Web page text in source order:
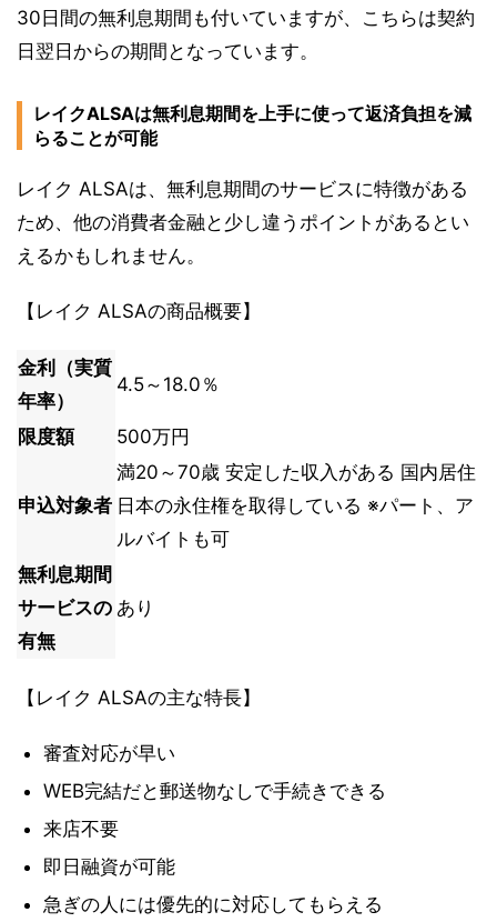
30日間の無利息期間も付いていますが、こちらは契約
日翌日からの期間となっています。
レイクALSAは無利息期間を上手に使って返済負担を減
らることが可能
レイク ALSAは、無利息期間のサービスに特徴がある
ため、他の消費者金融と少し違うポイントがあるとい
えるかもしれません。
【レイク ALSAの商品概要】
金利（実質
年率）
4.5～18.0％
限度額 500万円
申込対象者
満20～70歳 安定した収入がある 国内居住
日本の永住権を取得している ※パート、ア
ルバイトも可
無利息期間
サービスの
有無
あり
【レイク ALSAの主な特長】
審査対応が早い
WEB完結だと郵送物なしで手続きできる
来店不要
即日融資が可能
急ぎの人には優先的に対応してもらえる